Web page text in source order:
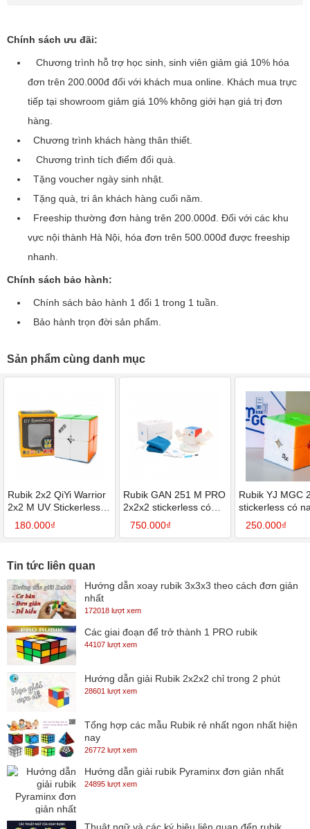
Chính sách ưu đãi:
Chương trình hỗ trợ học sinh, sinh viên giảm giá 10% hóa
đơn trên 200.000đ đối với khách mua online. Khách mua trực
tiếp tại showroom giảm giá 10% không giới hạn giá trị đơn
hàng.
Chương trình khách hàng thân thiết.
Chương trình tích điểm đổi quà.
Tặng voucher ngày sinh nhật.
Tặng quà, tri ân khách hàng cuối năm.
Freeship thường đơn hàng trên 200.000đ. Đối với các khu
vực nội thành Hà Nội, hóa đơn trên 500.000đ được freeship
nhanh.
Chính sách bảo hành:
Chính sách bảo hành 1 đổi 1 trong 1 tuần.
Bảo hành trọn đời sản phẩm.
Sản phẩm cùng danh mục
Rubik 2x2 QiYi Warrior
2x2 M UV Stickerless –
Rubik Có Nam Châm
Chính Hãng
180.000₫
Rubik GAN 251 M PRO
2x2x2 stickerless có
nam châm cao cấp
750.000₫
Rubik YJ MGC
stickerless có
châm -
250.000₫
Tin tức liên quan
Hướng dẫn xoay rubik 3x3x3 theo cách đơn giản
nhất
172018 lượt xem
Các giai đoạn để trở thành 1 PRO rubik
44107 lượt xem
Hướng dẫn giải Rubik 2x2x2 chỉ trong 2 phút
28601 lượt xem
Tổng hợp các mẫu Rubik rẻ nhất ngon nhất hiện
nay
26772 lượt xem
Hướng dẫn giải rubik Pyraminx đơn giản nhất
24895 lượt xem